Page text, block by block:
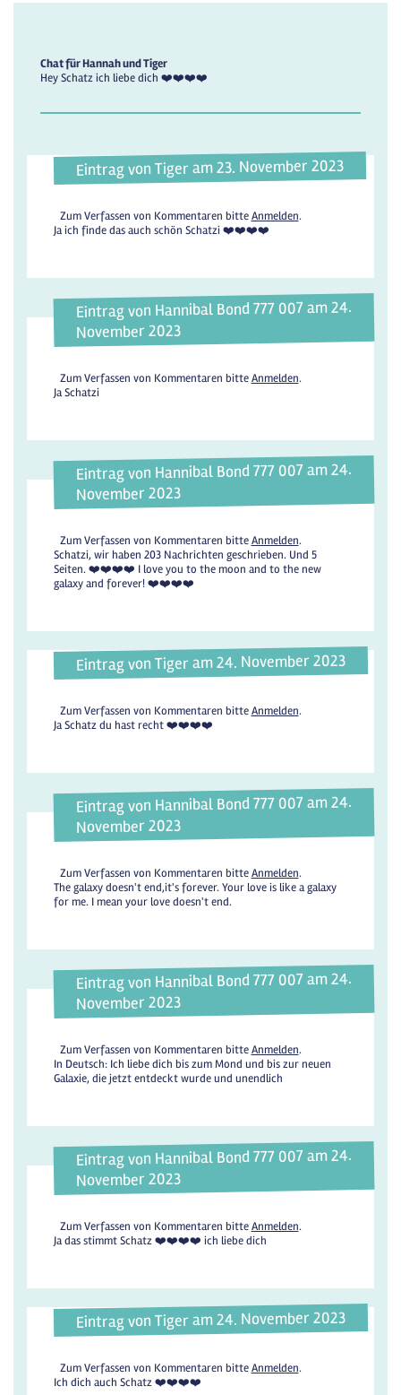
Chat für Hannah und Tiger
Hey Schatz ich liebe dich ❤️❤️❤️❤️
Eintrag von Tiger am 23. November 2023
Zum Verfassen von Kommentaren bitteAnmelden.
Ja ich finde das auch schön Schatzi ❤️❤️❤️❤️
Eintrag von Hannibal Bond 777 007 am 24.
November 2023
Zum Verfassen von Kommentaren bitteAnmelden.
Ja Schatzi
Eintrag von Hannibal Bond 777 007 am 24.
November 2023
Zum Verfassen von Kommentaren bitteAnmelden.
Schatzi, wir haben 203 Nachrichten geschrieben. Und 5
Seiten. ❤️❤️❤️❤️ I love you to the moon and to the new
galaxy and forever! ❤️❤️❤️❤️
Eintrag von Tiger am 24. November 2023
Zum Verfassen von Kommentaren bitteAnmelden.
Ja Schatz du hast recht ❤️❤️❤️❤️
Eintrag von Hannibal Bond 777 007 am 24.
November 2023
Zum Verfassen von Kommentaren bitteAnmelden.
The galaxy doesn't end,it's forever. Your love is like a galaxy
for me. I mean your love doesn't end.
Eintrag von Hannibal Bond 777 007 am 24.
November 2023
Zum Verfassen von Kommentaren bitteAnmelden.
In Deutsch: Ich liebe dich bis zum Mond und bis zur neuen
Galaxie, die jetzt entdeckt wurde und unendlich
Eintrag von Hannibal Bond 777 007 am 24.
November 2023
Zum Verfassen von Kommentaren bitteAnmelden.
Ja das stimmt Schatz ❤️❤️❤️❤️ ich liebe dich
Eintrag von Tiger am 24. November 2023
Zum Verfassen von Kommentaren bitteAnmelden.
Ich dich auch Schatz ❤️❤️❤️❤️